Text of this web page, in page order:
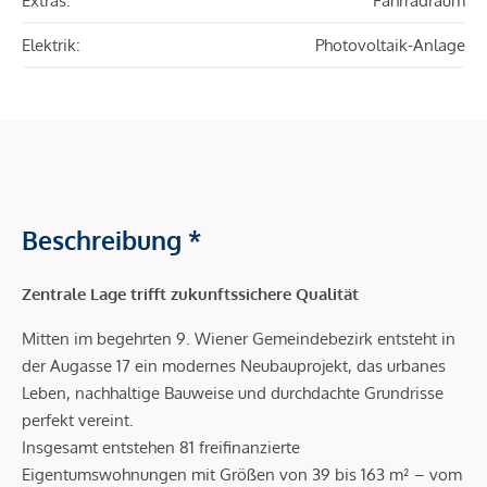
Elektrik: Photovoltaik-Anlage
Beschreibung *
Zentrale Lage trifft zukunftssichere Qualität
Mitten im begehrten 9. Wiener Gemeindebezirk entsteht in
der Augasse 17 ein modernes Neubauprojekt, das urbanes
Leben, nachhaltige Bauweise und durchdachte Grundrisse
perfekt vereint.
Insgesamt entstehen 81 freifinanzierte
Eigentumswohnungen mit Größen von 39 bis 163 m² – vom